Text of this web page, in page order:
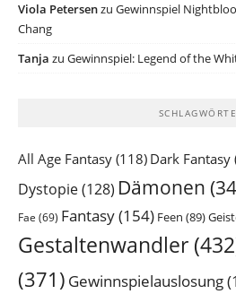
Viola Petersenzu Gewinnspiel
Chang
Tanja zu Gewinnspiel: Legend of the
All Age Fantasy (118) Dark Fantasy
Dystopie(128) Dämonen
Fae (69) Fantasy(154) Feen (89)
Gestaltenwandler
(371) Gewinnspielauslosung